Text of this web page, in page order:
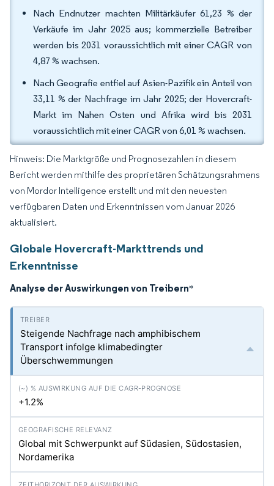
Nach Endnutzer machten Militärkäufer 61,23 % der
Verkäufe im Jahr 2025 aus; kommerzielle Betreiber
werden bis 2031 voraussichtlich mit einer CAGR von
4,87 % wachsen.
Nach Geografie entfiel auf Asien-Pazifik ein Anteil von
33,11 % der Nachfrage im Jahr 2025; der Hovercraft-
Markt im Nahen Osten und Afrika wird bis 2031
voraussichtlich mit einer CAGR von 6,01 % wachsen.
Hinweis: Die Marktgröße und Prognosezahlen in diesem
Bericht werden mithilfe des proprietären Schätzungsrahmens
von Mordor Intelligence erstellt und mit den neuesten
verfügbaren Daten und Erkenntnissen vom Januar 2026
aktualisiert.
Globale Hovercraft-Markttrends und
Erkenntnisse
Analyse der Auswirkungen von Treibern*
Steigende Nachfrage nach amphibischem
Transport infolge klimabedingter
Überschwemmungen
+1.2%
Global mit Schwerpunkt auf Südasien, Südostasien,
Nordamerika